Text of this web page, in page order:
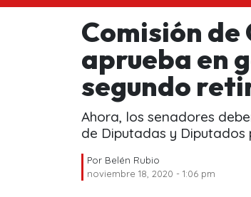
Comisión
aprueba en
segundo
Ahora, los senadores
de Diputadas y Diputados
Por Belén Rubio
noviembre 18, 2020 - 1:06 pm